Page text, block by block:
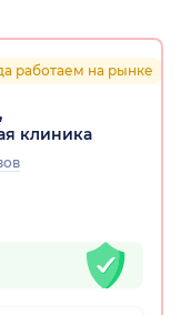
работаем на рынке
клиника